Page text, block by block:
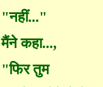
"नहीं..."
मैंने कहा...,
"फिर तुम